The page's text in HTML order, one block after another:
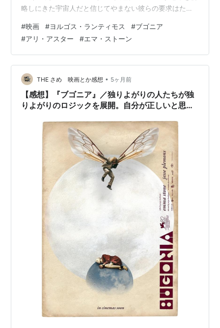
略しにきた宇宙人だと信じてやまない彼らの要求はただ
するミシェルだが、事態は思わぬ方向へと加速していき
——。 面白いんだけど、くりかえし見たくはない映画だ
った。
#映画 #ヨルゴス・ランティモス #ブゴニア
#アリ・アスター #エマ・ストーン
THE さめ 映画とか感想 • 5ヶ月前
【感想】『ブゴニア』／独りよがりの人たちが独
りよがりのロジックを展開。自分が正しいと思っ